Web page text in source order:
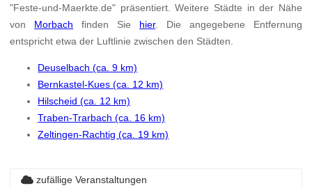
"Feste-und-Maerkte.de" präsentiert. Weitere Städte in der Nähe
von Morbach finden Sie hier. Die angegebene Entfernung
entspricht etwa der Luftlinie zwischen den Städten.
Deuselbach (ca. 9 km)
Bernkastel-Kues (ca. 12 km)
Hilscheid (ca. 12 km)
Traben-Trarbach (ca. 16 km)
Zeltingen-Rachtig (ca. 19 km)
zufällige Veranstaltungen